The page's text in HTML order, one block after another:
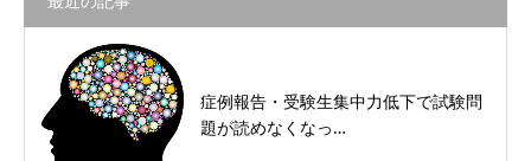
症例報告・受験生集中力低下で試験問
題が読めなくなっ…